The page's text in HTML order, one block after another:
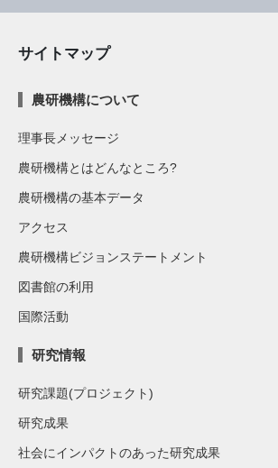
サイトマップ
農研機構について
理事長メッセージ
農研機構とはどんなところ?
農研機構の基本データ
アクセス
農研機構ビジョンステートメント
図書館の利用
国際活動
研究情報
研究課題(プロジェクト)
研究成果
社会にインパクトのあった研究成果